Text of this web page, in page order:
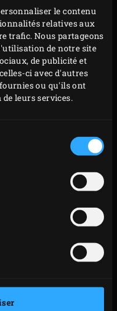
le contenu
relatives aux
trafic. Nous partageons
de notre site
de publicité et
ci avec d'autres
ou qu'ils ont
leurs services.
de pécheurs suédoise
Egg Ralph de Kok
(de poisson)
Big Green Egg.
le delta de l’Èbre
López